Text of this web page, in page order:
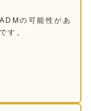
の可能性があ
す。